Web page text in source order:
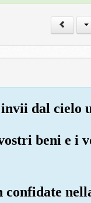
dal cielo
beni e i
confidate